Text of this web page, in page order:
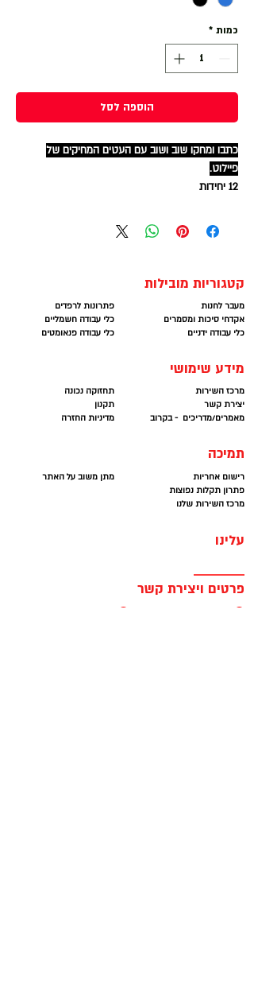
כמות *
הוספה לסל
כתבו ומחקו שוב ושוב עם העטים המחיקים של
פיילוט.
12 יחידות
נמחק על ידי חימום בעזרת המחק בקצה השני של
העט.
לניידות מושלמת כתיבה חלקה ונקיה...
עכשיו בSTABILIZE במחירים הטובים במדינה
קטגוריות מובילות
פתרונות לרפדים
כלי עבודה חשמליים
כלי עבודה פנאומטים
מעבר לחנות
אקדחי סיכות ומסמרים
כלי עבודה ידניים
מידע שימושי
תחזוקה נכונה
תקנון
מדיניות החזרה
מרכז השירות
יצירת קשר
מאמרים/מדריכים - בקרוב
תמיכה
מתן משוב על האתר
רישום אחריות
פתרון תקלות נפוצות
מרכז השירות שלנו
עלינו
פרטים ויצירת קשר